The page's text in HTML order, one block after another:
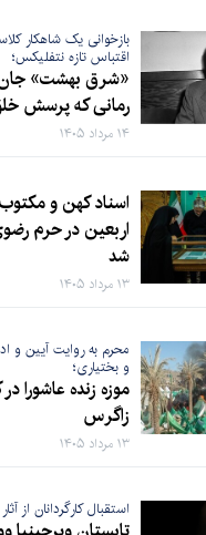
بازخوانی یک شاهکار
اقتباس تازه نتفلیکس؛
«شرق بهشت»
رمانی که پرسش
۱۴ مرداد ۱۴۰۵
اسناد کهن و
اربعین در حرم
شد
۱۳ مرداد ۱۴۰۵
محرم به روایت آیین و
و بختیاری؛
موزه زنده عاشورا
زاگرس
۱۳ مرداد ۱۴۰۵
استقبال کارگردانان از